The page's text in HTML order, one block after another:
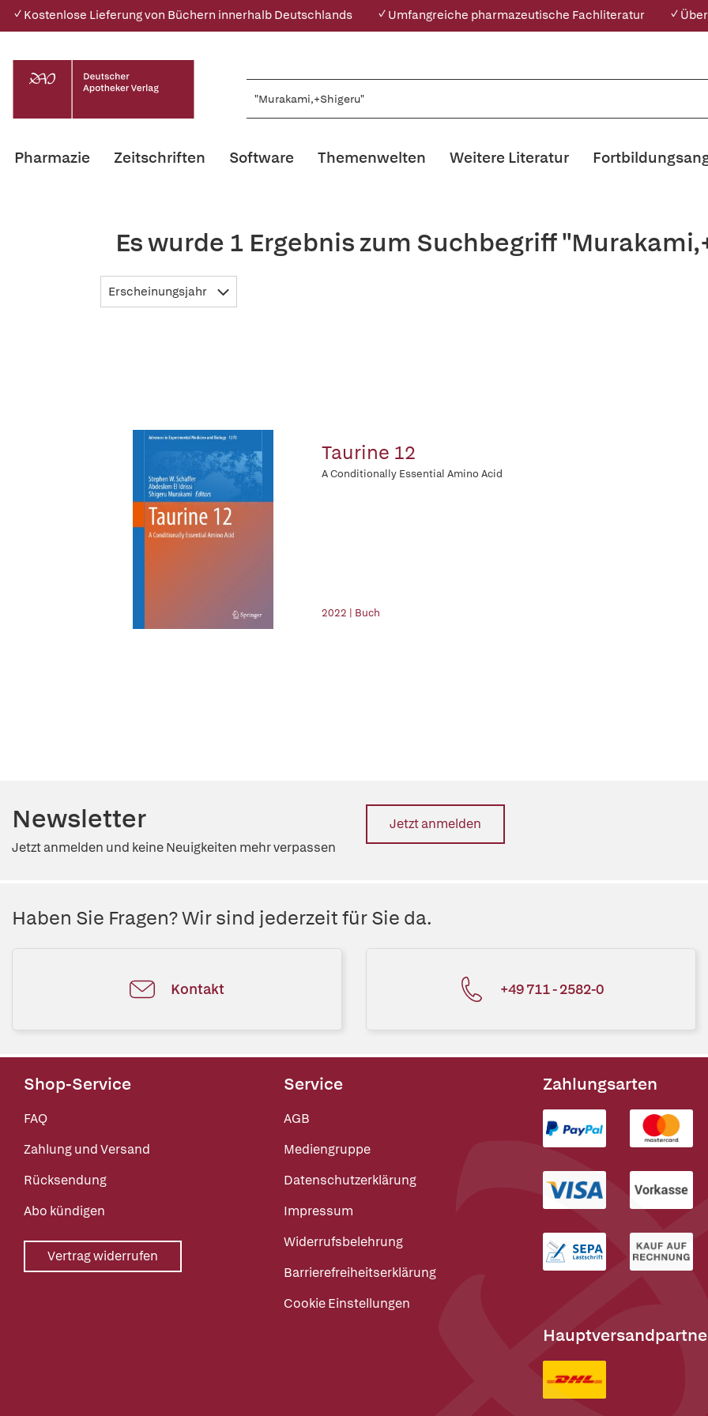
✓ Kostenlose Lieferung von Büchern innerhalb Deutschlands ✓ Umfangreiche pharmazeutische Fachliteratur ✓
Pharmazie Zeitschriften Software Themenwelten Weitere Literatur
Es wurde 1 Ergebnis zum Suchbegriff
Erscheinungsjahr
Taurine 12
A Conditionally Essential Amino Acid
2022 | Buch
Newsletter
Jetzt anmelden und keine Neuigkeiten mehr verpassen
Jetzt anmelden
Haben Sie Fragen? Wir sind jederzeit für Sie da.
Kontakt +49 711 - 2582-0
Shop-Service
FAQ
Zahlung und Versand
Rücksendung
Abo kündigen
Vertrag widerrufen
Service
AGB
Mediengruppe
Datenschutzerklärung
Impressum
Widerrufsbelehrung
Barrierefreiheitserklärung
Cookie Einstellungen
Zahlungsarten